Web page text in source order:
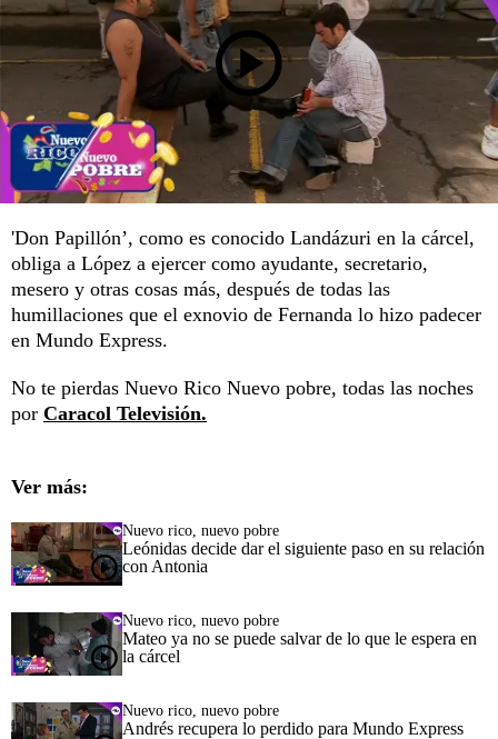
'Don Papillón’, como es conocido Landázuri en la cárcel,
obliga a López a ejercer como ayudante, secretario,
mesero y otras cosas más, después de todas las
humillaciones que el exnovio de Fernanda lo hizo padecer
en Mundo Express.
No te pierdas Nuevo Rico Nuevo pobre, todas las noches
por Caracol Televisión.
Ver más:
Nuevo rico, nuevo pobre
Leónidas decide dar el siguiente paso en su relación
con Antonia
Nuevo rico, nuevo pobre
Mateo ya no se puede salvar de lo que le espera en
la cárcel
Nuevo rico, nuevo pobre
Andrés recupera lo perdido para Mundo Express